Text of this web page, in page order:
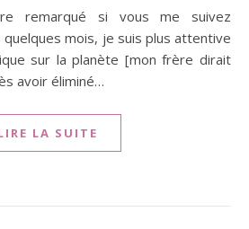
mois, je suis plus attentive
sur la planète [mon frère dirait
avoir éliminé…
LA SUITE